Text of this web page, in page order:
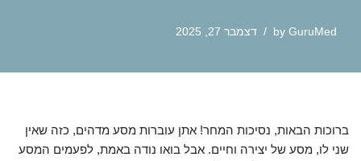
by GuruMed דצמבר 27, 2025
ברוכות הבאות, נסיכות המחר! אתן עוברות מסע מדהים, כזה שאין
שני לו, מסע של יצירה וחיים. אבל בואו נודה באמת, לפעמים המסע